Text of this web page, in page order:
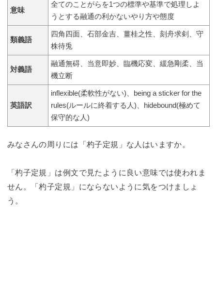
意味
全てのことがらを1つの標準や基準で処理しよ
うとする融通の利かないやり方や態度
類義語
四角四面、石部金吉、薑桂之性、刻舟求剣、守
株待兎
対義語
融通無碍、当意即妙、臨機応変、緩急剛柔、当
機立断
英語訳
inflexible(柔軟性がない)、being a sticker for the
rules(ルールに終着する人)、hidebound(極めて
保守的な人)
みなさんの周りには「杓子定規」な人はいますか。
「杓子定規」は例文で見たように良い意味では使われま
せん。「杓子定規」にならないように気をつけましょ
う。